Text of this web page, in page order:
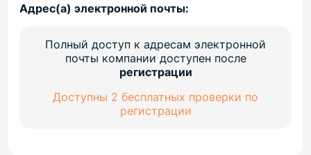
Адрес(а) электронной почты:
Полный доступ к адресам электронной
почты компании доступен после
регистрации
Доступны 2 бесплатных проверки по
регистрации